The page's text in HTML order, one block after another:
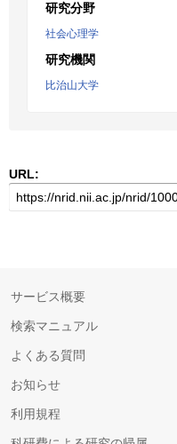
研究分野
社会心理学
研究機関
比治山大学
URL:
サービス概要
検索マニュアル
よくある質問
お知らせ
利用規程